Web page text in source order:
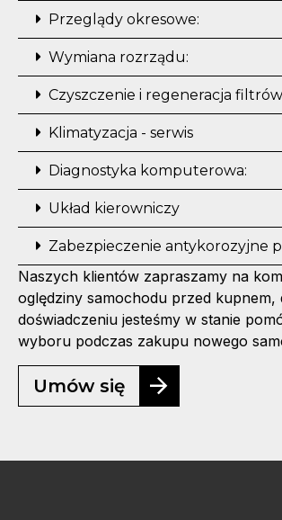
Przeglądy okresowe:
Wymiana rozrządu:
Czyszczenie i regeneracja
Klimatyzacja - serwis
Diagnostyka komputerowa:
Układ kierowniczy
Zabezpieczenie antykorozyjne
Naszych klientów zapraszamy na
oględziny samochodu przed kupnem,
doświadczeniu jesteśmy w stanie
wyboru podczas zakupu nowego
Umów się